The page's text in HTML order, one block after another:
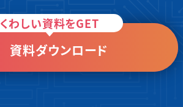
くわしい資料をGET
資料ダウンロード